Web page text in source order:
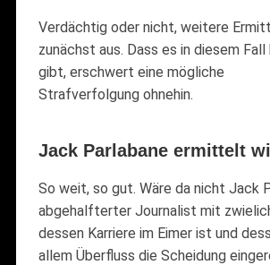
Verdächtig oder nicht, weitere
zunächst aus. Dass es in diesem
gibt, erschwert eine mögliche
Strafverfolgung ohnehin.
Jack Parlabane ermittelt
So weit, so gut. Wäre da nicht Jack
abgehalfterter Journalist mit
dessen Karriere im Eimer ist und
allem Überfluss die Scheidung